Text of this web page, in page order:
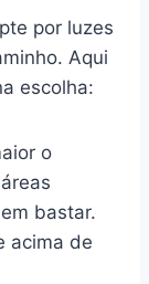
por luzes
Aqui
escolha:
o
bastar.
acima de